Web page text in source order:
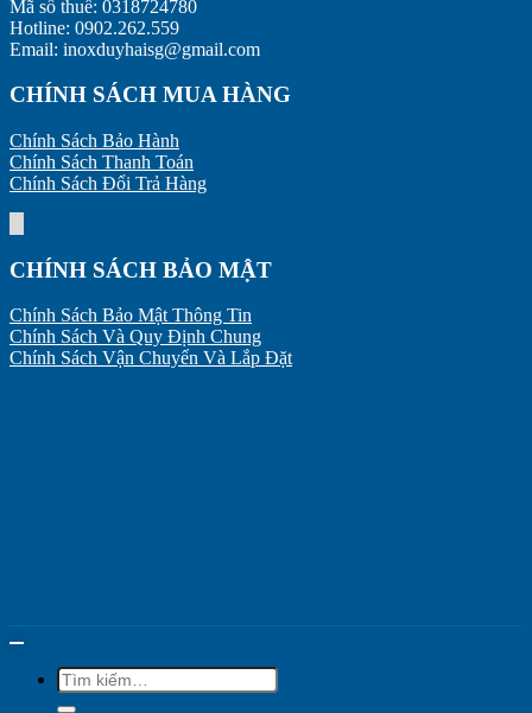
Bị
Mã số thuế: 0318724780
Hotline: 0902.262.559
Email: inoxduyhaisg@gmail.com
CHÍNH SÁCH MUA HÀNG
Chính Sách Bảo Hành
Chính Sách Thanh Toán
Chính Sách Đổi Trả Hàng
CHÍNH SÁCH BẢO MẬT
Chính Sách Bảo Mật Thông Tin
Chính Sách Và Quy Định Chung
Chính Sách Vận Chuyển Và Lắp Đặt
Tìm
kiếm: